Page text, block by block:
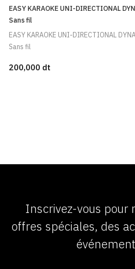
EASY KARAOKE UNI-DIRECTIONAL
Sans fil
EASY KARAOKE UNI-DIRECTIONAL
Sans fil
200,000 dt
Inscrivez-vous pour
offres spéciales, des